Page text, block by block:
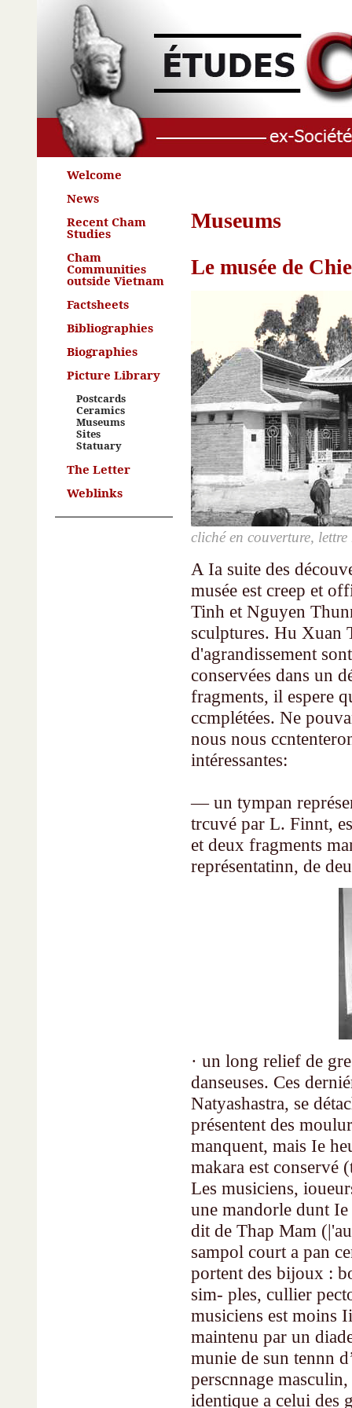
Welcome
News
Recent Cham
Studies
Cham
Communities
outside Vietnam
Factsheets
Bibliographies
Biographies
Picture Library
Postcards
Ceramics
Museums
Sites
Statuary
The Letter
Weblinks
Museums
Le musée de
cliché en couverture,
A Ia suite des
musée est creep et
Tinh et Nguyen
sculptures. Hu Xuan
d'agrandissement
conservées dans un
fragments, il espere
ccmplétées. Ne
nous nous
intéressantes:
— un tympan
trcuvé par L. Finnt,
et deux fragments
représentatinn, de
· un long relief de
danseuses. Ces
Natyashastra, se
présentent des
manquent, mais Ie
makara est conservé
Les musiciens,
une mandorle dunt
dit de Thap Mam
sampol court a pan
portent des bijoux :
sim- ples, cullier
musiciens est moins
maintenu par un
munie de sun tennn
perscnnage
identique a celui des